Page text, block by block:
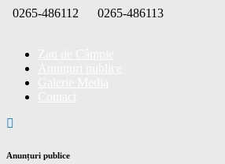
Skip
0265-486112
0265-486113
Anunțuri publice